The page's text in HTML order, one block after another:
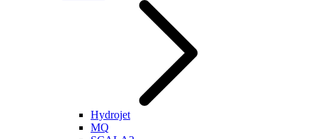
Hydrojet
MQ